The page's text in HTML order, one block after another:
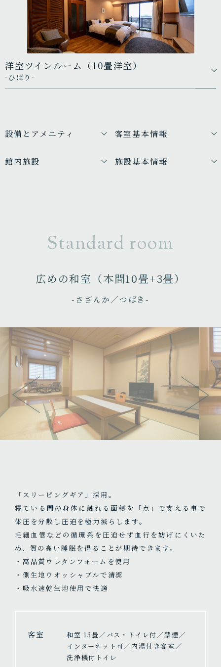
洋室ツインルーム（10畳洋室）
-ひばり-
設備とアメニティ 客室基本情報
館内施設 施設基本情報
Standard room
広めの和室（本間10畳+3畳）
-さざんか／つばき-
「スリーピングギア」採用。
寝ている間の身体に触れる面積を「点」で支える事で
体圧を分散し圧迫を極力減らします。
毛細血管などの循環系を圧迫せず血行を妨げにくいた
め、質の高い睡眠を得ることが期待できます。
・高品質ウレタンフォームを使用
・側生地ウオッシャブルで清潔
・吸水速乾生地使用で快適
客室
和室 13畳／バス・トイレ付／禁煙／
インターネット可／内湯付き客室／
洗浄機付トイレ